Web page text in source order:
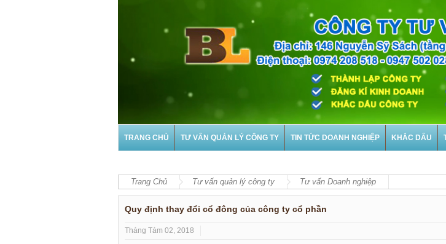
TRANG CHỦ TƯ VẤN QUẢN LÝ CÔNG TY TIN TỨC DOANH NGHIỆP KHẮC DẤU
Trang Chủ Tư vấn quản lý công ty Tư vấn Doanh nghiệp
Quy định thay đổi cổ đông của công ty cổ phần
Tháng Tám 02, 2018